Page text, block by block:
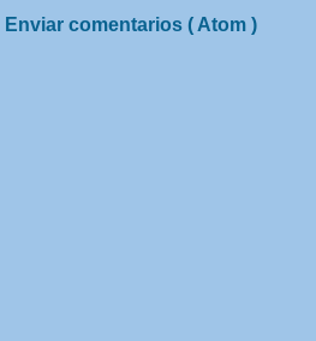
Enviar comentarios ( Atom )